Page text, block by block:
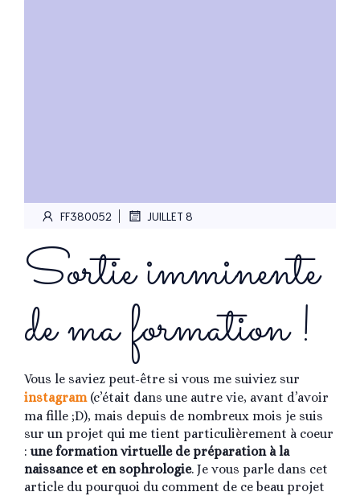
FF380052 | JUILLET 8
Sortie imminente
de ma formation !
Vous le saviez peut-être si vous me suiviez sur
instagram(c’était dans une autre vie, avant d’avoir
ma fille ;D), mais depuis de nombreux mois je suis
sur un projet qui me tient particulièrement à coeur
: une formation virtuelle de préparation à la
naissance et en sophrologie. Je vous parle dans cet
article du pourquoi du comment de ce beau projet